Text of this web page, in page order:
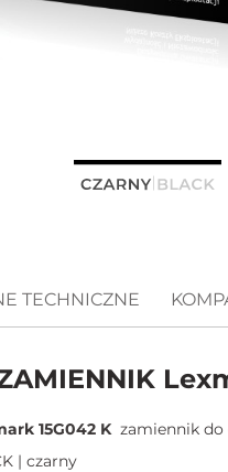
TECHNICZNE
15G042 K zamiennik
| czarny